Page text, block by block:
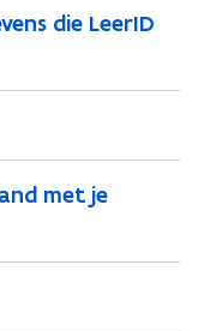
die LeerID
met je